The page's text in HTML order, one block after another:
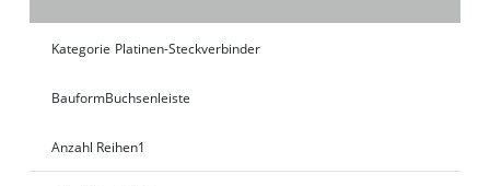
Kategorie Platinen-Steckverbinder
BauformBuchsenleiste
Anzahl Reihen1